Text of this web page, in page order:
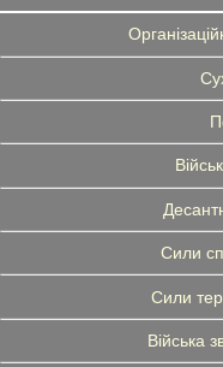
Сили
Сили
Війська